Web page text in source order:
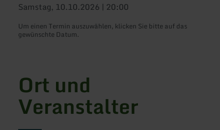
Samstag, 10.10.2026 | 20:00
Um einen Termin auszuwählen, klicken Sie bitte auf das
gewünschte Datum.
Ort und
Veranstalter